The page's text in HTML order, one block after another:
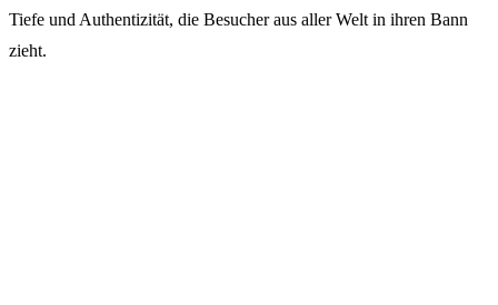
Tiefe und Authentizität, die Besucher aus aller Welt in ihren Bann
zieht.